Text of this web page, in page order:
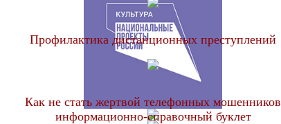
Профилактика дистанционных преступлений
Как не стать жертвой телефонных мошенников
информационно-справочный буклет